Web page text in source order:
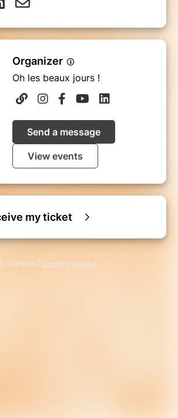
Organizer
Oh les beaux jours !
Send a message
View events
my ticket
Billetweb | Create my event